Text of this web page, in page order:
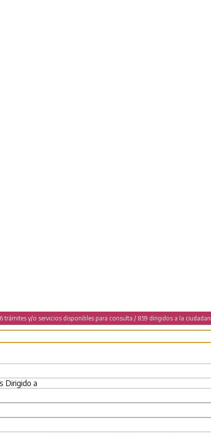
trámites y/o servicios disponibles para consulta / 859 dirigidos a la
Dirigido a